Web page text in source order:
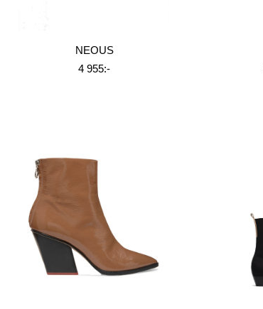
NEOUS
4 955:-